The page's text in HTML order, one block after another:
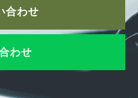
合わせ
わせ